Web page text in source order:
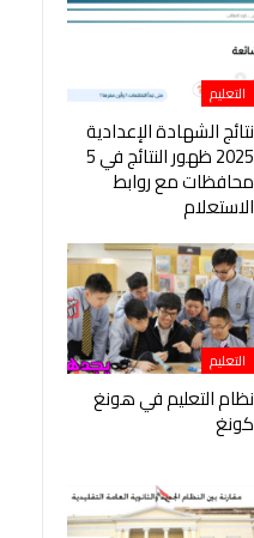
التعليم
نتائج الشهادة الإعدادية
2025 ظهور النتائج في 5
محافظات مع روابط
الاستعلام
التعليم
نظام التعليم في هونغ
كونغ